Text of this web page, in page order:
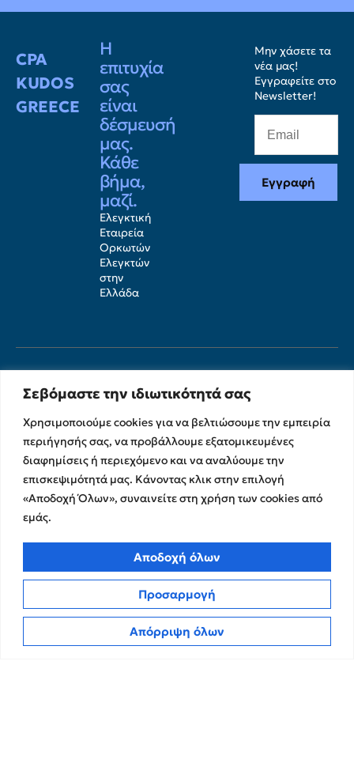
Σεβόμαστε την ιδιωτικότητά σας
Χρησιμοποιούμε cookies για να βελτιώσουμε την εμπειρία
περιήγησής σας, να προβάλλουμε εξατομικευμένες
διαφημίσεις ή περιεχόμενο και να αναλύουμε την
επισκεψιμότητά μας. Κάνοντας κλικ στην επιλογή
«Αποδοχή Όλων», συναινείτε στη χρήση των cookies από
εμάς.
Προσαρμογή
Απόρριψη όλων
Αποδοχή όλων
CPA
KUDOS
GREECE
Η
επιτυχία
σας
είναι
δέσμευσή
μας.
Κάθε
βήμα,
μαζί.
Ελεγκτική
Εταιρεία
Ορκωτών
Ελεγκτών
στην
Ελλάδα
Μην χάσετε τα
νέα μας!
Εγγραφείτε στο
Newsletter!
Εγγραφή
Υπηρεσίες
Υπηρεσίες Ελέγχου &
Διασφάλισης
Χρηματοικοικονομικές &
Συμβουλευτικές Υπηρεσίες
Υπηρεσίες Ανάπτυξης και
Λογιστικές & Φορολογικές
Σχετικά με εμάς
Ο Όμιλος
Στρατηγικές Συνεργασίες
Memberships
Εκθέσεις Διαφάνειας
Επικοινωνία